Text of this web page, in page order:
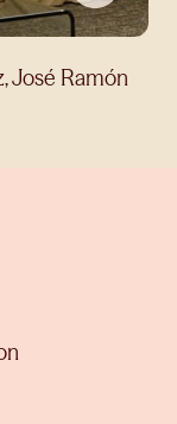
José Ramón